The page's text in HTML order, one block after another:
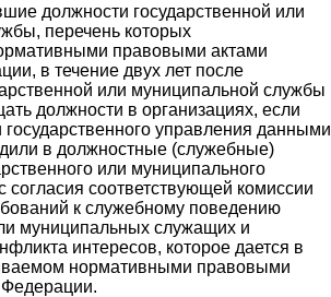
должности государственной или
перечень которых
правовыми актами
в течение двух лет после
или муниципальной службы
должности в организациях, если
управления данными
в должностные (служебные)
или муниципального
согласия соответствующей комиссии
к служебному поведению
муниципальных служащих и
интересов, которое дается в
нормативными правовыми